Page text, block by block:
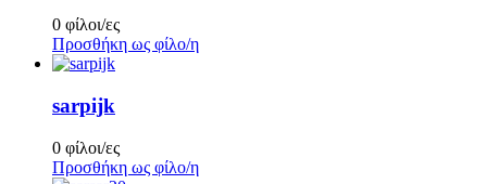
0 φίλοι/ες
Προσθήκη ως φίλο/η
sarpijk
0 φίλοι/ες
Προσθήκη ως φίλο/η